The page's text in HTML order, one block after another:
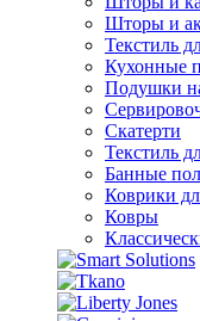
Шторы и
Текстиль
Кухонные
Подушки
Скатерти
Текстиль
Банные
Коврики
Ковры